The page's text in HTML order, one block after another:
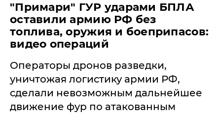
"Примари" ГУР ударами БПЛА
оставили армию РФ без
топлива, оружия и боеприпасов:
видео операций
Операторы дронов разведки,
уничтожая логистику армии РФ,
сделали невозможным дальнейшее
движение фур по атакованным